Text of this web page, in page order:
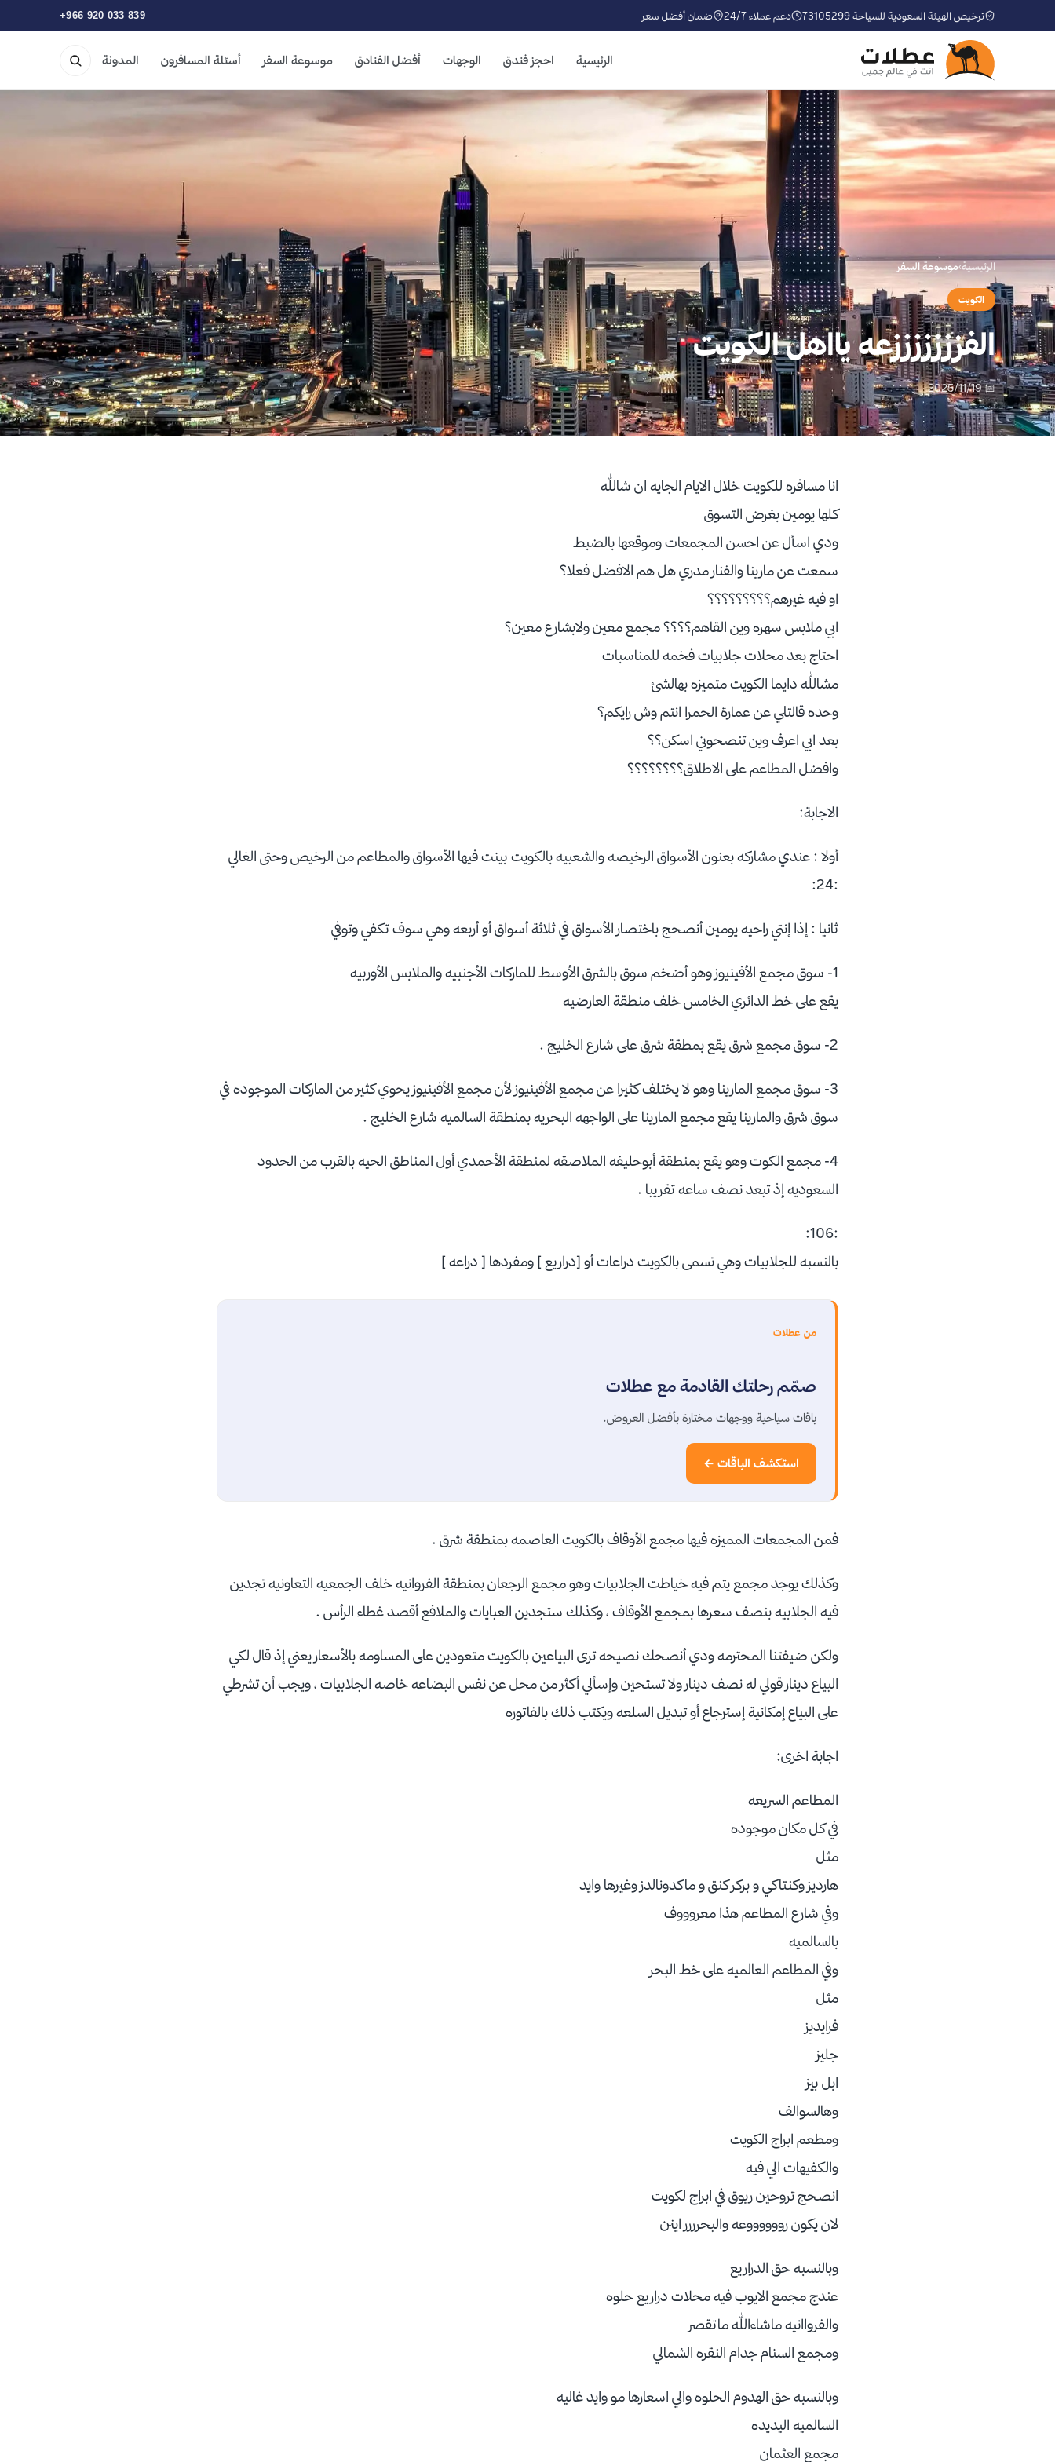
ترخيص الهيئة السعودية للسياحة 73105299 دعم عملاء 24/7 ضمان أفضل سعر +966 920 033 839
الرئيسية احجز فندق الوجهات أفضل الفنادق موسوعة السفر أسئلة المسافرون المدونة
الرئيسية›موسوعة السفر
الكويت
الفزززززززعه يااهل الكويت
📅 2025/11/19
انا مسافره للكويت خلال الايام الجايه ان شالله
كلها يومين بغرض التسوق
ودي اسأل عن احسن المجمعات وموقعها بالضبط
سمعت عن مارينا والفنار مدري هل هم الافضل فعلا؟
او فيه غيرهم؟؟؟؟؟؟؟؟؟
ابي ملابس سهره وين القاهم؟؟؟؟ مجمع معين ولابشارع معين؟
احتاج بعد محلات جلابيات فخمه للمناسبات
مشالله دايما الكويت متميزه بهالشئ
وحده قالتلي عن عمارة الحمرا انتم وش رايكم؟
بعد ابي اعرف وين تنصحوني اسكن؟؟
وافضل المطاعم على الاطلاق؟؟؟؟؟؟؟؟
الاجابة:
أولا : عندي مشاركه بعنون الأسواق الرخيصه والشعبيه بالكويت بينت فيها الأسواق والمطاعم من الرخيص وحتى الغالي
:24:
ثانيا : إذا إنتي راحيه يومين أنصحج باختصار الأسواق في ثلاثة أسواق أو أربعه وهي سوف تكفي وتوفي
1- سوق مجمع الأفينيوز وهو أضخم سوق بالشرق الأوسط للماركات الأجنبيه والملابس الأوربيه
يقع على خط الدائري الخامس خلف منطقة العارضيه
2- سوق مجمع شرق يقع بمطقة شرق على شارع الخليج .
3- سوق مجمع المارينا وهو لا يختلف كثيرا عن مجمع الأفينيوز لأن مجمع الأفينيوز يحوي كثير من الماركات الموجوده في
سوق شرق والمارينا يقع مجمع المارينا على الواجهه البحريه بمنطقة السالميه شارع الخليج .
4- مجمع الكوت وهو يقع بمنطقة أبوحليفه الملاصقه لمنطقة الأحمدي أول المناطق الحيه بالقرب من الحدود
السعوديه إذ تبعد نصف ساعه تقريبا .
:106:
بالنسبه للجلابيات وهي تسمى بالكويت دراعات أو [دراريع ] ومفردها [ دراعه ]
من عطلات
صمّم رحلتك القادمة مع عطلات
باقات سياحية ووجهات مختارة بأفضل العروض.
استكشف الباقات ←
فمن المجمعات المميزه فيها مجمع الأوقاف بالكويت العاصمه بمنطقة شرق .
وكذلك يوجد مجمع يتم فيه خياطت الجلابيات وهو مجمع الرجعان بمنطقة الفروانيه خلف الجمعيه التعاونيه تجدين
فيه الجلابيه بنصف سعرها بمجمع الأوقاف ، وكذلك ستجدين العبايات والملافع أقصد غطاء الرأس .
ولكن ضيفتنا المحترمه ودي أنصحك نصيحه ترى البياعين بالكويت متعودين على المساومه بالأسعار يعني إذ قال لكي
البياع دينار قولي له نصف دينار ولا تستحين وإسألي أكثر من محل عن نفس البضاعه خاصه الجلابيات ، ويجب أن تشرطي
على البياع إمكانية إسترجاع أو تبديل السلعه ويكتب ذلك بالفاتوره
اجابة اخرى:
المطاعم السريعه
في كل مكان موجوده
مثل
هارديز وكنتاكي و بركر كنق و ماكدونالدز وغيرها وايد
وفي شارع المطاعم هذا معروووف
بالسالميه
وفي المطاعم العالميه على خط البحر
مثل
فرايديز
جليز
ابل بيز
وهالسوالف
ومطعم ابراج الكويت
والكفيهات الي فيه
انصحج تروحين ريوق في ابراج لكويت
لان يكون رووووووعه والبحرررر اينن
وبالنسبه حق الدراريع
عندج مجمع الايوب فيه محلات دراريع حلوه
والفرواانيه ماشاءالله ماتقصر
ومجمع السنام جدام النقره الشمالي
وبالنسبه حق الهدوم الحلوه والي اسعارها مو وايد غاليه
السالميه اليديده
مجمع العثمان